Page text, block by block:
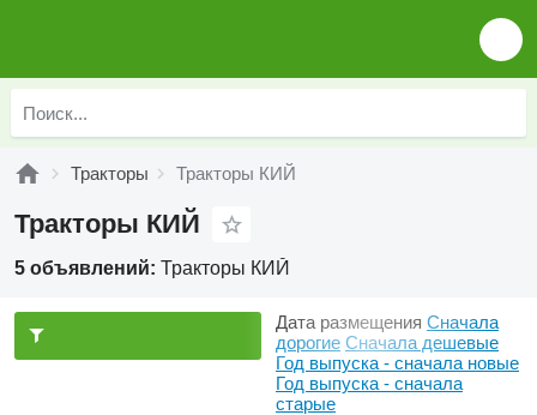
Тракторы Тракторы КИЙ
Тракторы КИЙ
5 объявлений: Тракторы КИЙ
Дата размещения Сначала
дорогие Сначала дешевые
Год выпуска - сначала новые
Год выпуска - сначала
старые